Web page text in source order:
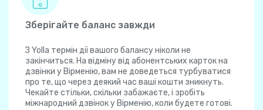
Зберігайте баланс завжди
З Yolla термін дії вашого балансу ніколи не
закінчиться. На відміну від абонентських карток на
дзвінки у Вірменію, вам не доведеться турбуватися
про те, що через деякий час ваші кошти зникнуть.
Чекайте стільки, скільки забажаєте, і зробіть
міжнародний дзвінок у Вірменію, коли будете готові.